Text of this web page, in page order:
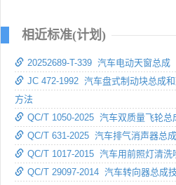
相近标准(计划)
20252689-T-339 汽车电动天窗总成
JC 472-1992 汽车盘式制动块总成
方法
QC/T 1050-2025 汽车双质量飞轮总
QC/T 631-2025 汽车排气消声器总成
QC/T 1017-2015 汽车用前照灯清洗
QC/T 29097-2014 汽车转向器总成